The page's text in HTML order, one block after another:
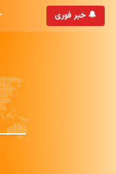
🔔 خبر فوری
صبح خوش آمدید